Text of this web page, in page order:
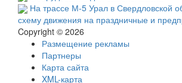
На трассе М-5 Урал в Свердловской
схему движения на праздничные и
Copyright © 2026
Размещение рекламы
Партнеры
Карта сайта
XML-карта